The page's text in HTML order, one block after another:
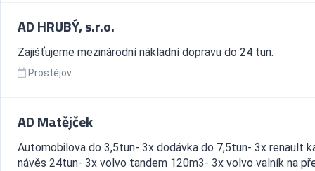
AD HRUBÝ, s.r.o.
Zajišťujeme mezinárodní nákladní dopravu do 24 tun.
Prostějov
AD Matějček
Automobilova do 3,5tun- 3x dodávka do 7,5tun- 3x renault
návěs 24tun- 3x volvo tandem 120m3- 3x volvo valník na